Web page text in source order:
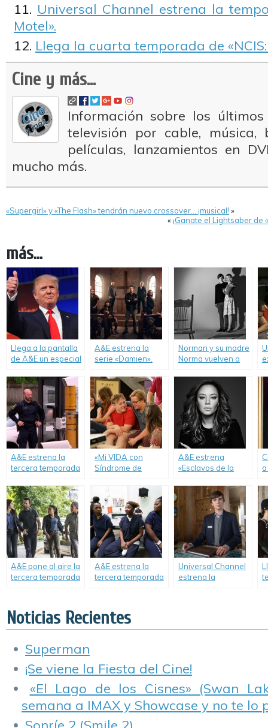
Universal Channel estrena la
Motel».
Llega la cuarta temporada de
Cine y más...
Información sobre los
televisión por cable, música,
películas, lanzamientos en
mucho más.
«Supergirl» y «The Flash» tendrán nuevo crossover… ¡musical! »
«¡Ganate el Lightsaber de
más...
Llega a la pantalla
de A&E un especial
Donald Trump.
A&E estrena la
serie «Damien».
Norman y su madre
Norma vuelven a
A&E estrena la
tercera temporada
Peligrosas».
«Mi VIDA con
Síndrome de
A&E estrena
«Esclavos de la
Latinoamérica.
A&E pone al aire la
tercera temporada
A&E estrena la
tercera temporada
Universal Channel
estrena la
Noticias Recientes
Superman
¡Se viene la Fiesta del Cine!
«El Lago de los Cisnes» (Swan
semana a IMAX y Showcase y no te lo